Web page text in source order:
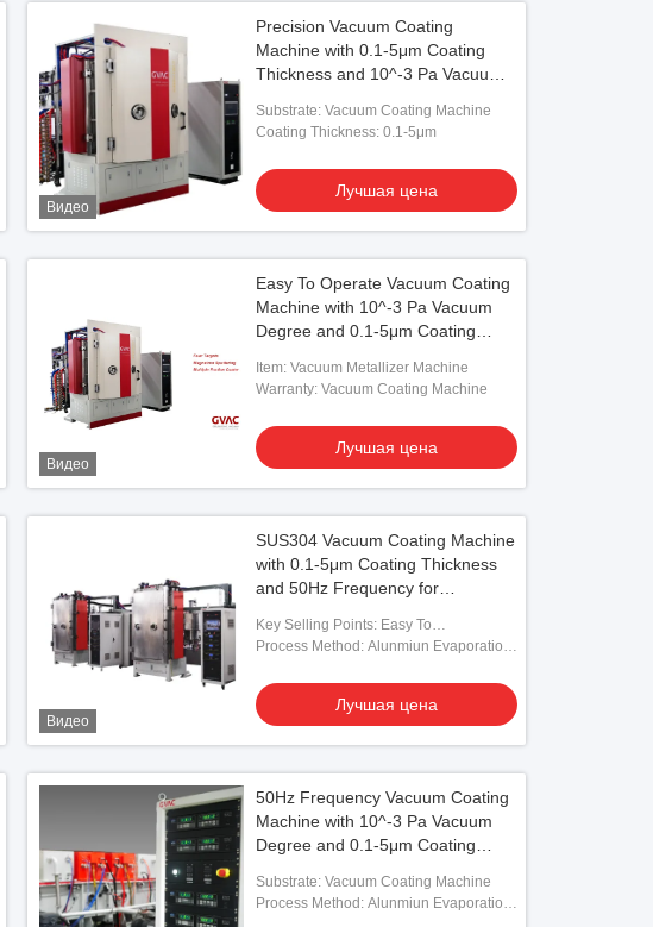
Видео
Precision Vacuum Coating
Machine with 0.1-5μm Coating
Thickness and 10^-3 Pa Vacuum
Substrate: Vacuum Coating Machine
Coating Thickness: 0.1-5μm
Лучшая цена
Видео
Easy To Operate Vacuum Coating
Machine with 10^-3 Pa Vacuum
Degree and 0.1-5μm Coating
Item: Vacuum Metallizer Machine
Warranty: Vacuum Coating Machine
Лучшая цена
Видео
SUS304 Vacuum Coating Machine
with 0.1-5μm Coating Thickness
and 50Hz Frequency for
Key Selling Points: Easy To
Operate,Competitive Price
Process Method: Alunmiun Evaporation
Лучшая цена
50Hz Frequency Vacuum Coating
Machine with 10^-3 Pa Vacuum
Degree and 0.1-5μm Coating
Substrate: Vacuum Coating Machine
Process Method: Alunmiun Evaporation